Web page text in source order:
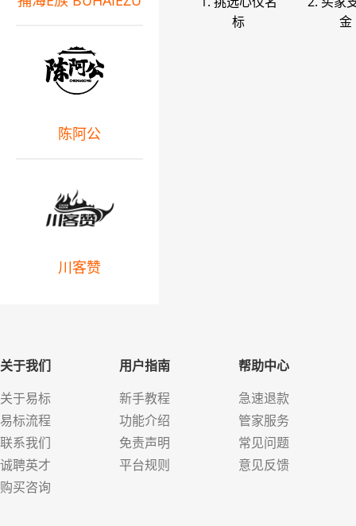
标
金
陈阿公
川客赞
关于我们
关于易标
易标流程
联系我们
诚聘英才
购买咨询
用户指南
新手教程
功能介绍
免责声明
平台规则
帮助中心
急速退款
管家服务
常见问题
意见反馈